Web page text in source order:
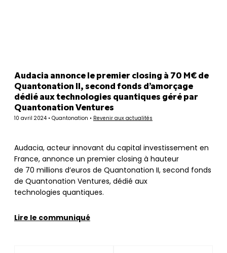
Audacia annonce le premier closing à 70 M€ de
Quantonation II, second fonds d’amorçage
dédié aux technologies quantiques géré par
Quantonation Ventures
10 avril 2024 • Quantonation • Revenir aux actualités
Audacia, acteur innovant du capital investissement en
France, annonce un premier closing à hauteur
de 70 millions d’euros de Quantonation II, second fonds
de Quantonation Ventures, dédié aux
technologies quantiques.
Lire le communiqué